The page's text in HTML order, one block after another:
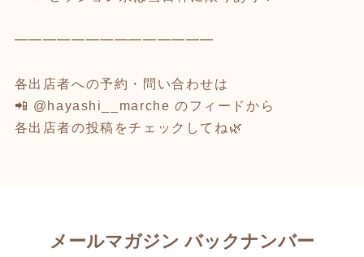
━━━━━━━━━━━━━━
各出店者への予約・問い合わせは
📲 @hayashi__marche のフィードから
各出店者の投稿をチェックしてね🌿
メールマガジン バックナンバー